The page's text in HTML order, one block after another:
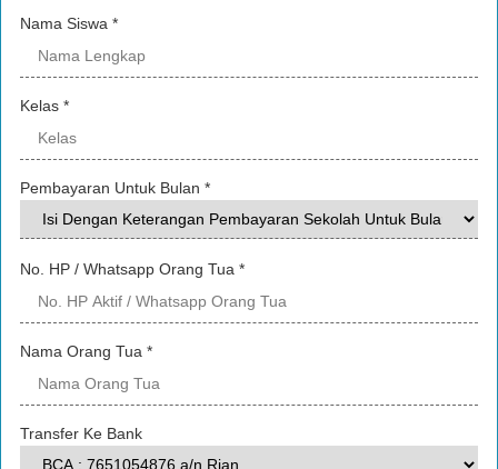
Nama Siswa *
Kelas *
Pembayaran Untuk Bulan *
No. HP / Whatsapp Orang Tua *
Nama Orang Tua *
Transfer Ke Bank